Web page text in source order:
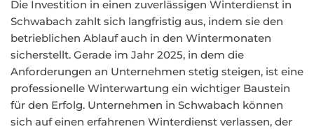
Die Investition in einen zuverlässigen Winterdienst in
Schwabach zahlt sich langfristig aus, indem sie den
betrieblichen Ablauf auch in den Wintermonaten
sicherstellt. Gerade im Jahr 2025, in dem die
Anforderungen an Unternehmen stetig steigen, ist eine
professionelle Winterwartung ein wichtiger Baustein
für den Erfolg. Unternehmen in Schwabach können
sich auf einen erfahrenen Winterdienst verlassen, der